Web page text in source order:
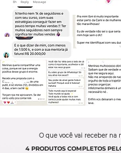
O que você vai receber na
4 PRODUTOS COMPLETOS